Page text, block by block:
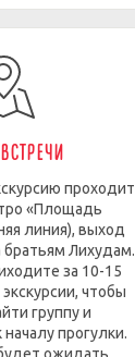
проходит
«Площадь
линия), выход
Лихудам.
за 10-15
чтобы
группу и
прогулки.